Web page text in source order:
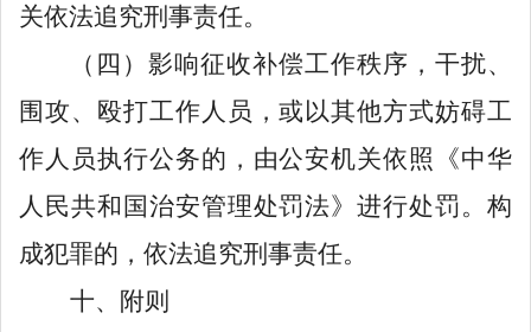
关依法追究刑事责任。
（四） 影响征收补偿工作秩序，干扰、
围攻、殴打工作人员，或以其他方式妨碍工
作人员执行公务的，由公安机关依照《中华
人民共和国治安管理处罚法》进行处罚。构
成犯罪的，依法追究刑事责任。
十、附则